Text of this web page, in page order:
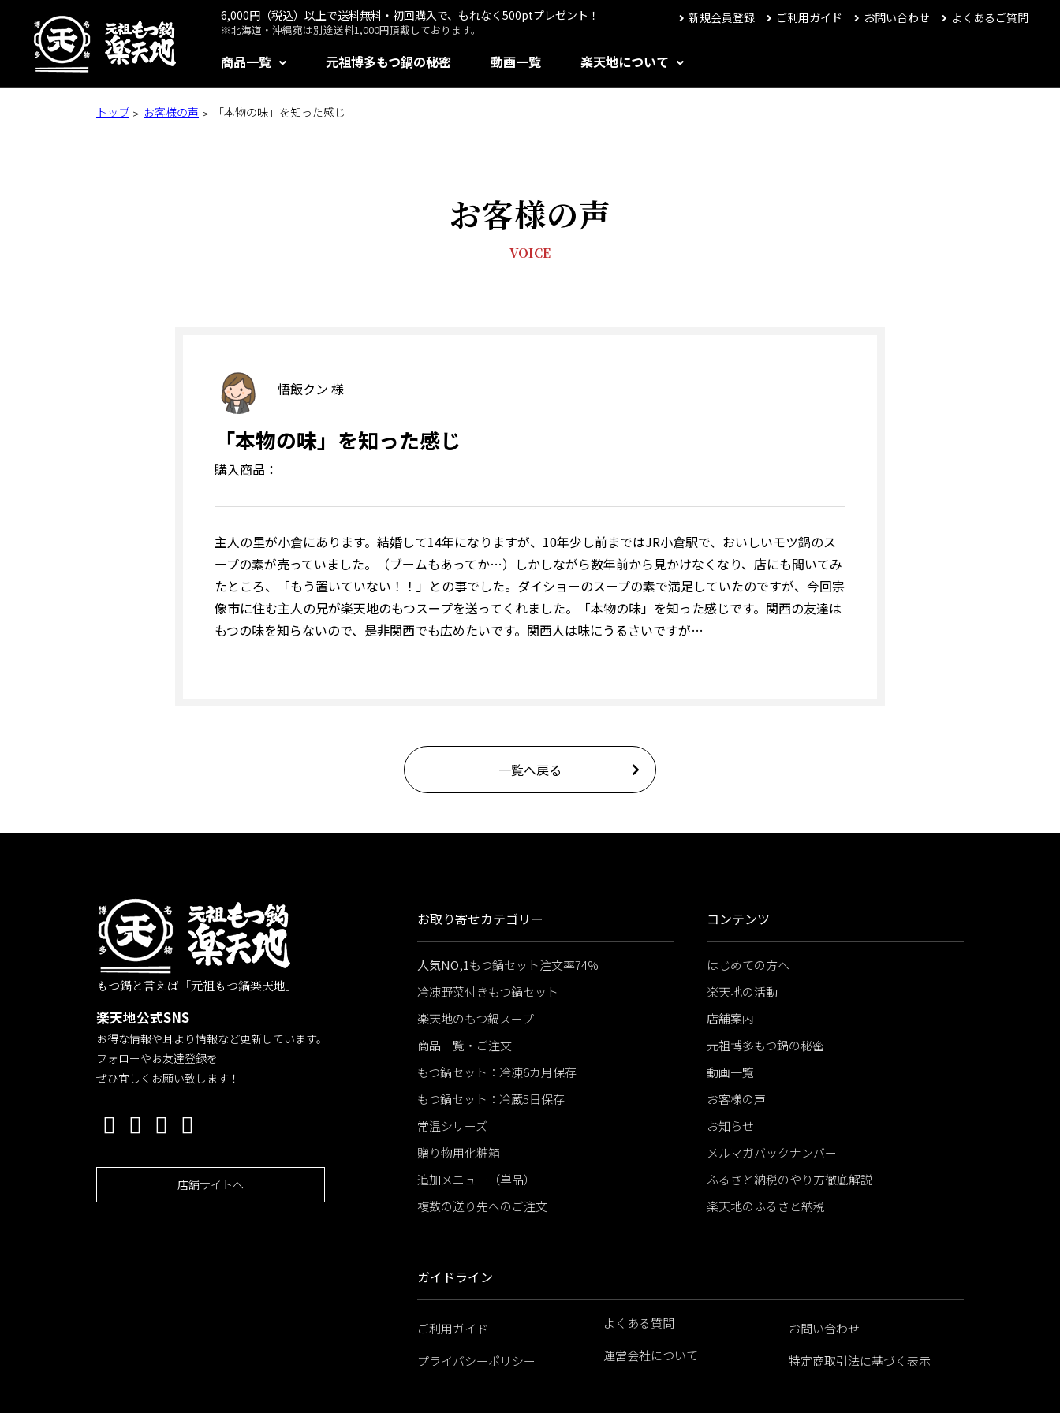
6,000円（税込）以上で送料無料・初回購入で、もれなく500ptプレゼント！
※北海道・沖縄宛は別途送料1,000円頂戴しております。
新規会員登録 ご利用ガイド お問い合わせ よくあるご質問
商品一覧 元祖博多もつ鍋の秘密 動画一覧 楽天地について
トップ お客様の声 「本物の味」を知った感じ
お客様の声
VOICE
悟飯クン 様
「本物の味」を知った感じ
購入商品：
主人の里が小倉にあります。結婚して14年になりますが、10年少し前まではJR小倉駅で、おいしいモツ鍋のス
ープの素が売っていました。（ブームもあってか…）しかしながら数年前から見かけなくなり、店にも聞いてみ
たところ、「もう置いていない！！」との事でした。ダイショーのスープの素で満足していたのですが、今回宗
像市に住む主人の兄が楽天地のもつスープを送ってくれました。「本物の味」を知った感じです。関西の友達は
もつの味を知らないので、是非関西でも広めたいです。関西人は味にうるさいですが…
一覧へ戻る
もつ鍋と言えば「元祖もつ鍋楽天地」
楽天地公式SNS
お得な情報や耳より情報など更新しています。
フォローやお友達登録を
ぜひ宜しくお願い致します！
店舗サイトへ
お取り寄せカテゴリー
人気NO,1もつ鍋セット注文率74%
冷凍野菜付きもつ鍋セット
楽天地のもつ鍋スープ
商品一覧・ご注文
もつ鍋セット：冷凍6カ月保存
もつ鍋セット：冷蔵5日保存
常温シリーズ
贈り物用化粧箱
追加メニュー（単品）
複数の送り先へのご注文
コンテンツ
はじめての方へ
楽天地の活動
店舗案内
元祖博多もつ鍋の秘密
動画一覧
お客様の声
お知らせ
メルマガバックナンバー
ふるさと納税のやり方徹底解説
楽天地のふるさと納税
ガイドライン
ご利用ガイド よくある質問
お問い合わせ
プライバシーポリシー
運営会社について 特定商取引法に基づく表示